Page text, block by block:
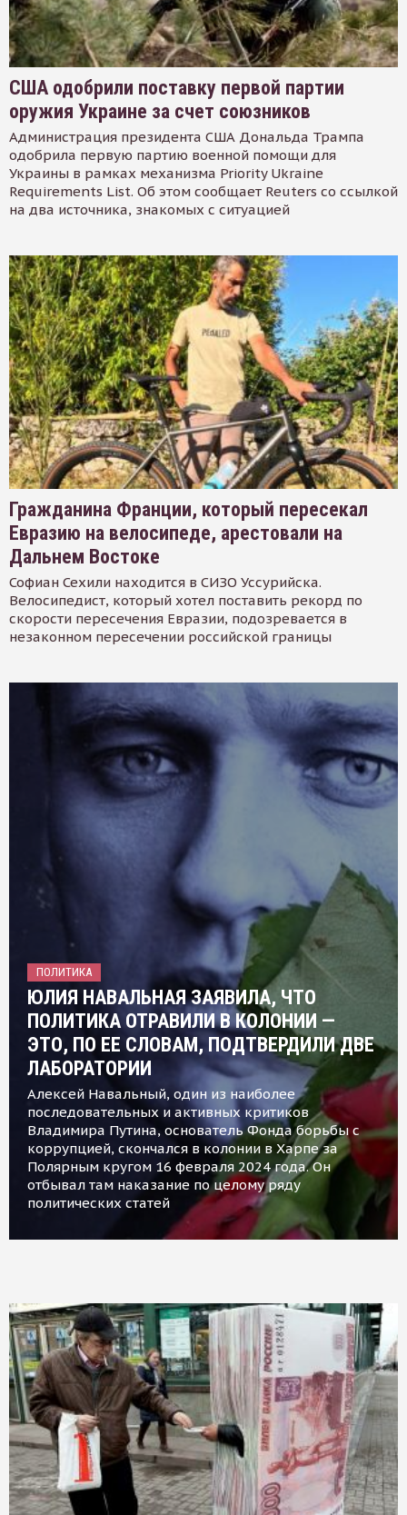
США одобрили поставку первой партии
оружия Украине за счет союзников
Администрация президента США Дональда Трампа
одобрила первую партию военной помощи для
Украины в рамках механизма Priority Ukraine
Requirements List. Об этом сообщает Reuters со ссылкой
на два источника, знакомых с ситуацией
Гражданина Франции, который пересекал
Евразию на велосипеде, арестовали на
Дальнем Востоке
Софиан Сехили находится в СИЗО Уссурийска.
Велосипедист, который хотел поставить рекорд по
скорости пересечения Евразии, подозревается в
незаконном пересечении российской границы
ПОЛИТИКА
ЮЛИЯ НАВАЛЬНАЯ ЗАЯВИЛА, ЧТО
ПОЛИТИКА ОТРАВИЛИ В КОЛОНИИ —
ЭТО, ПО ЕЕ СЛОВАМ, ПОДТВЕРДИЛИ ДВЕ
ЛАБОРАТОРИИ
Алексей Навальный, один из наиболее
последовательных и активных критиков
Владимира Путина, основатель Фонда борьбы с
коррупцией, скончался в колонии в Харпе за
Полярным кругом 16 февраля 2024 года. Он
отбывал там наказание по целому ряду
политических статей